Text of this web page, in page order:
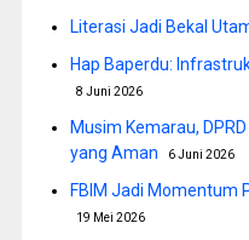
Literasi Jadi Bekal
Hap Baperdu:
8 Juni 2026
Musim Kemarau,
yang Aman
6 Juni 2026
FBIM Jadi Momentum
19 Mei 2026